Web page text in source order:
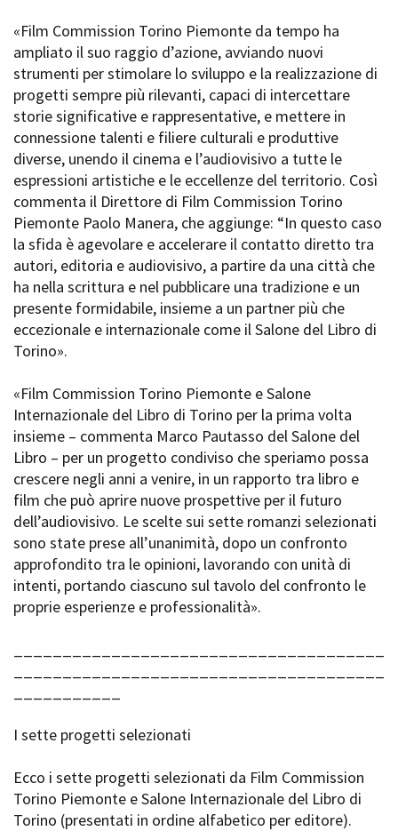
«Film Commission Torino Piemonte da tempo ha
ampliato il suo raggio d’azione, avviando nuovi
strumenti per stimolare lo sviluppo e la realizzazione di
progetti sempre più rilevanti, capaci di intercettare
storie significative e rappresentative, e mettere in
connessione talenti e filiere culturali e produttive
diverse, unendo il cinema e l’audiovisivo a tutte le
espressioni artistiche e le eccellenze del territorio. Così
commenta il Direttore di Film Commission Torino
Piemonte Paolo Manera, che aggiunge: “In questo caso
la sfida è agevolare e accelerare il contatto diretto tra
autori, editoria e audiovisivo, a partire da una città che
ha nella scrittura e nel pubblicare una tradizione e un
presente formidabile, insieme a un partner più che
eccezionale e internazionale come il Salone del Libro di
Torino».
«Film Commission Torino Piemonte e Salone
Internazionale del Libro di Torino per la prima volta
insieme – commenta Marco Pautasso del Salone del
Libro – per un progetto condiviso che speriamo possa
crescere negli anni a venire, in un rapporto tra libro e
film che può aprire nuove prospettive per il futuro
dell’audiovisivo. Le scelte sui sette romanzi selezionati
sono state prese all’unanimità, dopo un confronto
approfondito tra le opinioni, lavorando con unità di
intenti, portando ciascuno sul tavolo del confronto le
proprie esperienze e professionalità».
I sette progetti selezionati
Ecco i sette progetti selezionati da Film Commission
Torino Piemonte e Salone Internazionale del Libro di
Torino (presentati in ordine alfabetico per editore).